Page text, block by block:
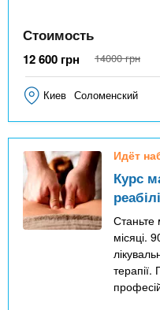
Стоимость
12 600 грн 14000 грн
Киев Соломенский
Идёт
Курс
Станьте
місяці.
терапії.